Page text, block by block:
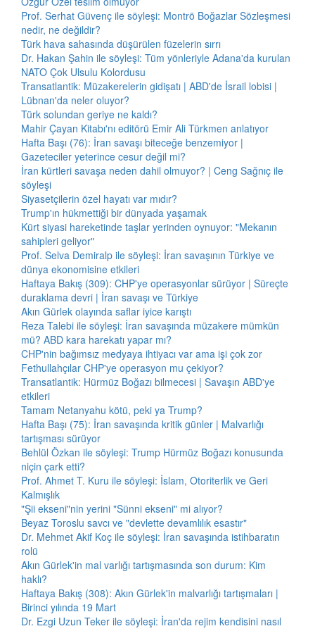
Prof. Serhat Güvenç ile söyleşi: Montrö Boğazlar Sözleşmesi
nedir, ne değildir?
Türk hava sahasında düşürülen füzelerin sırrı
Dr. Hakan Şahin ile söyleşi: Tüm yönleriyle Adana'da kurulan
NATO Çok Ulsulu Kolordusu
Transatlantik: Müzakerelerin gidişatı | ABD'de İsrail lobisi |
Lübnan'da neler oluyor?
Türk solundan geriye ne kaldı?
Mahir Çayan Kitabı'nı editörü Emir Ali Türkmen anlatıyor
Hafta Başı (76): İran savaşı biteceğe benzemiyor |
Gazeteciler yeterince cesur değil mi?
İran kürtleri savaşa neden dahil olmuyor? | Ceng Sağnıç ile
söyleşi
Siyasetçilerin özel hayatı var mıdır?
Trump'ın hükmettiği bir dünyada yaşamak
Kürt siyasi hareketinde taşlar yerinden oynuyor: "Mekanın
sahipleri geliyor"
Prof. Selva Demiralp ile söyleşi: İran savaşının Türkiye ve
dünya ekonomisine etkileri
Haftaya Bakış (309): CHP'ye operasyonlar sürüyor | Süreçte
duraklama devri | İran savaşı ve Türkiye
Akın Gürlek olayında saflar iyice karıştı
Reza Talebi ile söyleşi: İran savaşında müzakere mümkün
mü? ABD kara harekatı yapar mı?
CHP'nin bağımsız medyaya ihtiyacı var ama işi çok zor
Fethullahçılar CHP'ye operasyon mu çekiyor?
Transatlantik: Hürmüz Boğazı bilmecesi | Savaşın ABD'ye
etkileri
Tamam Netanyahu kötü, peki ya Trump?
Hafta Başı (75): İran savaşında kritik günler | Malvarlığı
tartışması sürüyor
Behlül Özkan ile söyleşi: Trump Hürmüz Boğazı konusunda
niçin çark etti?
Prof. Ahmet T. Kuru ile söyleşi: İslam, Otoriterlik ve Geri
Kalmışlık
"Şii ekseni"nin yerini "Sünni ekseni" mi alıyor?
Beyaz Toroslu savcı ve "devlette devamlılık esastır"
Dr. Mehmet Akif Koç ile söyleşi: İran savaşında istihbaratın
rolü
Akın Gürlek'in mal varlığı tartışmasında son durum: Kim
haklı?
Haftaya Bakış (308): Akın Gürlek'in malvarlığı tartışmaları |
Birinci yılında 19 Mart
Dr. Ezgi Uzun Teker ile söyleşi: İran'da rejim kendisini nasıl